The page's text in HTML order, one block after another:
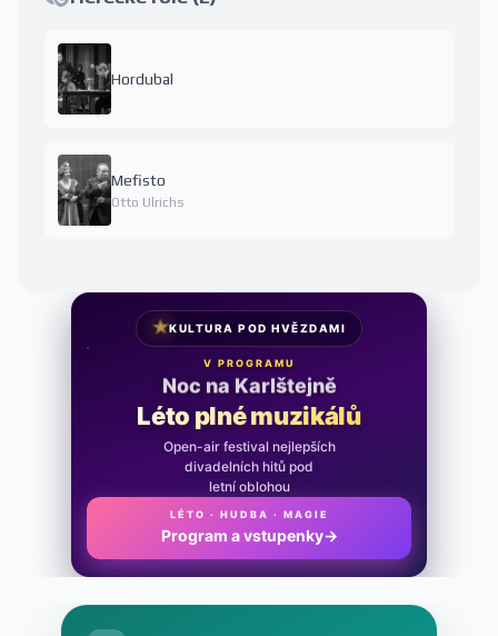
Hordubal
Mefisto
Otto Ulrichs
★KULTURA POD HVĚZDAMI
V PROGRAMU
Noc na Karlštejně
Léto plné muzikálů
Open-air festival nejlepších
divadelních hitů pod
letní oblohou
LÉTO · HUDBA · MAGIE
Program a vstupenky →